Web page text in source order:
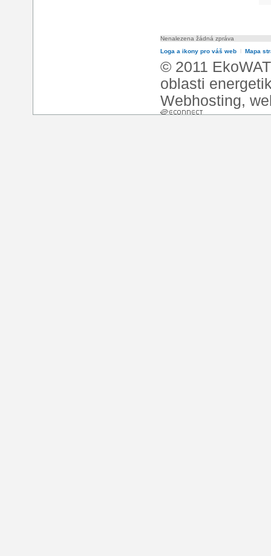
Nenalezena žádná zpráva
Loga a ikony pro váš web l Mapa
© 2011
oblasti
Webhosting,